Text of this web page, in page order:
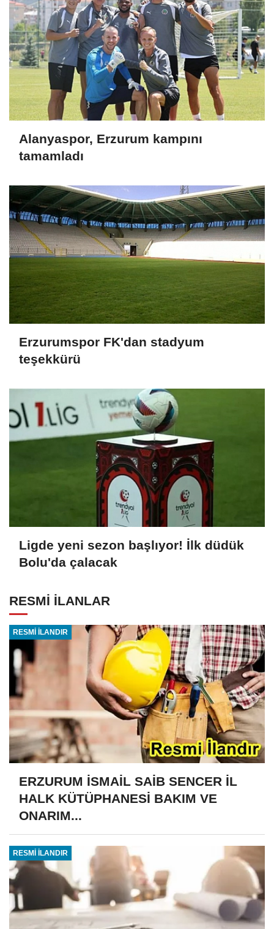
Alanyaspor, Erzurum kampını
tamamladı
Erzurumspor FK'dan stadyum
teşekkürü
Ligde yeni sezon başlıyor! İlk düdük
Bolu'da çalacak
RESMİ İLANLAR
RESMİ İLANDIR
ERZURUM İSMAİL SAİB SENCER İL
HALK KÜTÜPHANESİ BAKIM VE
ONARIM...
RESMİ İLANDIR